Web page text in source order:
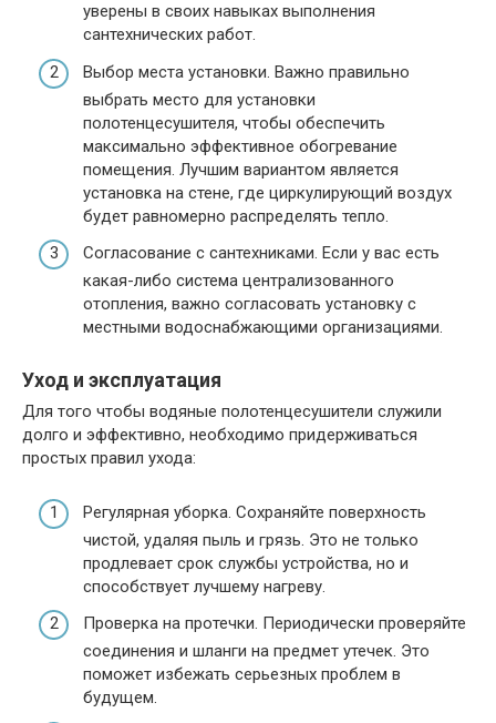
уверены в своих навыках выполнения
сантехнических работ.
Выбор места установки. Важно правильно
выбрать место для установки
полотенцесушителя, чтобы обеспечить
максимально эффективное обогревание
помещения. Лучшим вариантом является
установка на стене, где циркулирующий воздух
будет равномерно распределять тепло.
Согласование с сантехниками. Если у вас есть
какая-либо система централизованного
отопления, важно согласовать установку с
местными водоснабжающими организациями.
Уход и эксплуатация
Для того чтобы водяные полотенцесушители служили
долго и эффективно, необходимо придерживаться
простых правил ухода:
Регулярная уборка. Сохраняйте поверхность
чистой, удаляя пыль и грязь. Это не только
продлевает срок службы устройства, но и
способствует лучшему нагреву.
Проверка на протечки. Периодически проверяйте
соединения и шланги на предмет утечек. Это
поможет избежать серьезных проблем в
будущем.